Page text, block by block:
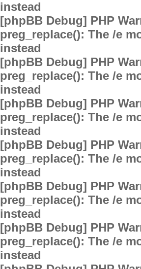
instead
[phpBB Debug] PHP
preg_replace(): The /e
instead
[phpBB Debug] PHP
preg_replace(): The /e
instead
[phpBB Debug] PHP
preg_replace(): The /e
instead
[phpBB Debug] PHP
preg_replace(): The /e
instead
[phpBB Debug] PHP
preg_replace(): The /e
instead
[phpBB Debug] PHP
preg_replace(): The /e
instead